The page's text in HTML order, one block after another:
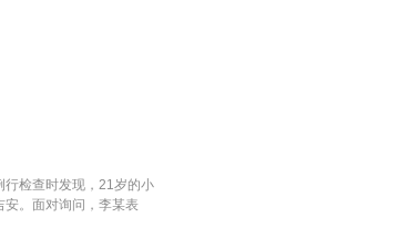
检查时发现，21岁的小
。面对询问，李某表